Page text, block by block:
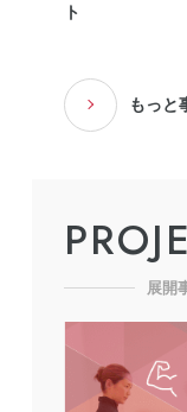
ト
もっと
展開